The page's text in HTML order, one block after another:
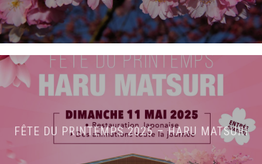
FÊTE DU PRINTEMPS 2025 – HARU MATSURI